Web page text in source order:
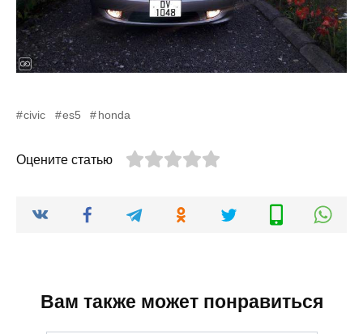
civic es5 honda
Оцените статью
Вам также может понравиться